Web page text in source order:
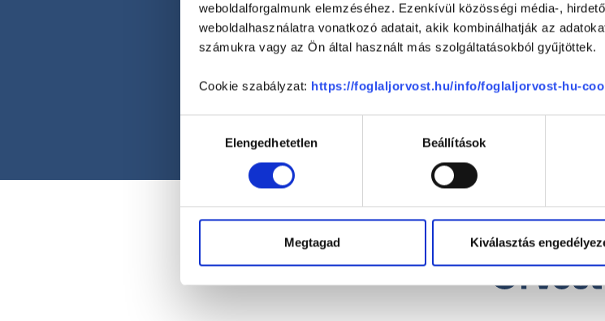
weboldalforgalmunk elemzéséhez. Ezenkívül közösségi média-,
weboldalhasználatra vonatkozó adatait, akik kombinálhatják az
számukra vagy az Ön által használt más szolgáltatásokból gyűjtöttek.
Cookie szabályzat: https://foglaljorvost.hu/info/foglaljorvost-hu-
kiválasztásaElengedhetetlen Beállítások
Megtagad Kiválasztás
Telefon
(H-P: